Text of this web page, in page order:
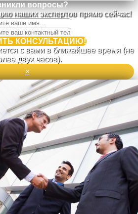
вопросы?
наших экспертов прямо сейчас!
КОНСУЛЬТАЦИЮ!
с вами в ближайшее время (не
двух часов).
×